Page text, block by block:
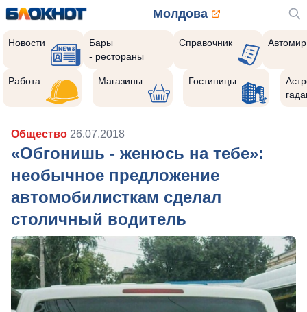
Молдова
Новости
Бары
- рестораны
Справочник Автомир
Работа Магазины Гостиницы
Общество 26.07.2018
«Обгонишь - женюсь на тебе»:
необычное предложение
автомобилисткам сделал
столичный водитель